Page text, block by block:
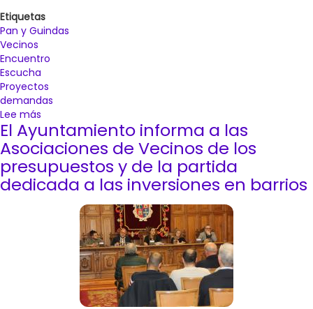
Etiquetas
Pan y Guindas
Vecinos
Encuentro
Escucha
Proyectos
demandas
Lee más
La
suciedad,
el
asfaltado
de
proyectos
asociados
Alcoholera
El Ayuntamiento informa a las
Asociaciones de Vecinos de los
presupuestos y de la partida
dedicada a las inversiones en barrios